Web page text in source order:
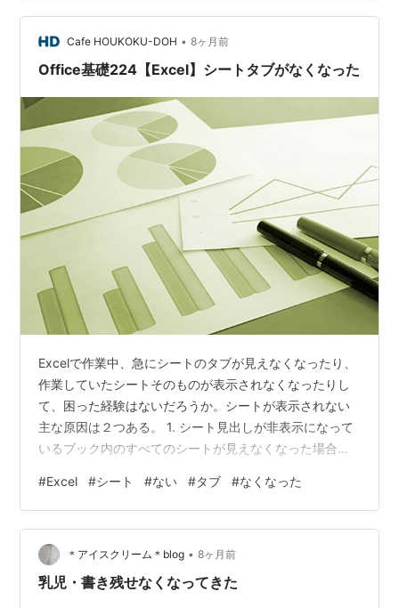
Cafe HOUKOKU-DOH • 8ヶ月前
Office基礎224【Excel】シートタブがなくなった
Excelで作業中、急にシートのタブが見えなくなったり、
作業していたシートそのものが表示されなくなったりし
て、困った経験はないだろうか。シートが表示されない
主な原因は２つある。 1. シート見出しが非表示になって
いるブック内のすべてのシートが見えなくなった場合に
リックする 「Excelのオプション」ダイアログボックス－
「詳細設定」をクリック 「次のブックで作業するときの
表示設定」グループにある「シート見出しを表示する」
にチェックを入れて、「OK」をクリック 2. 一部のシー
トが非表示になっている特定のシートだけが見えない場
#Excel #シート #ない #タブ #なくなった
＊アイスクリーム＊blog • 8ヶ月前
乳児・書き残せなくなってきた